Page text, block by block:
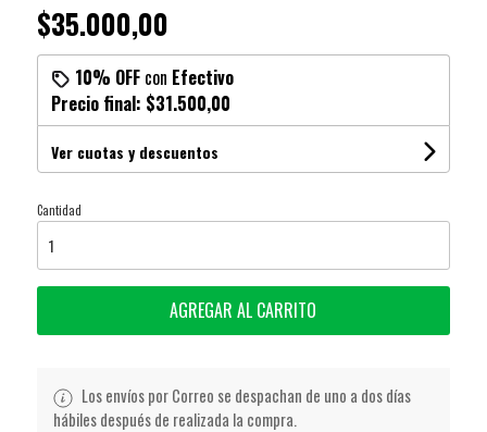
$35.000,00
10% OFFcon Efectivo
Precio final: $31.500,00
Ver cuotas y descuentos
Cantidad
AGREGAR AL CARRITO
Los envíos por Correo se despachan de uno a dos días
hábiles después de realizada la compra.